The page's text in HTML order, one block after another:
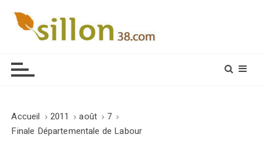
Accueil 2011 août
7
Finale Départementale de Labour